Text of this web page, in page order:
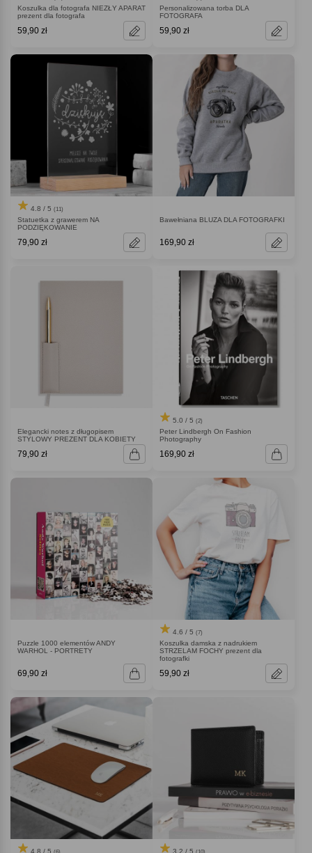
Koszulka dla fotografa NIEZŁY APARAT
prezent dla fotografa
59,90 zł
Personalizowana torba DLA
FOTOGRAFA
59,90 zł
4.8 / 5 (11)
Statuetka z grawerem NA
PODZIĘKOWANIE
79,90 zł
Bawełniana BLUZA DLA FOTOGRAFKI
169,90 zł
Elegancki notes z długopisem
STYLOWY PREZENT DLA KOBIETY
79,90 zł
5.0 / 5 (2)
Peter Lindbergh On Fashion
Photography
169,90 zł
Puzzle 1000 elementów ANDY
WARHOL - PORTRETY
69,90 zł
4.6 / 5 (7)
Koszulka damska z nadrukiem
STRZELAM FOCHY prezent dla
fotografki
59,90 zł
4.8 / 5 (6) 3.2 / 5 (10)